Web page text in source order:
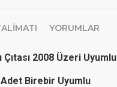
YORUMLAR
2008 Üzeri Uyumlu
Birebir Uyumlu